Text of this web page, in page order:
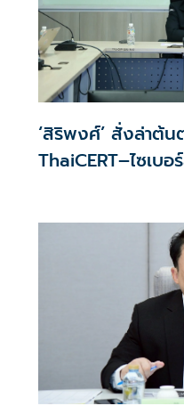
‘สิริพงศ์’ สั่งล่าต้
ThaiCERT–ไซเบ